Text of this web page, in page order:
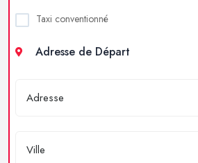
Taxi conventionné
Adresse de Départ